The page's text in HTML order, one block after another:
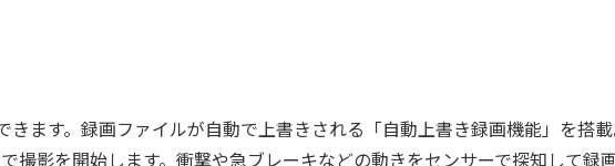
ます。録画ファイルが自動で上書きされる「自動上書き録画機能」を搭
撮影を開始します。衝撃や急ブレーキなどの動きをセンサーで探知して録